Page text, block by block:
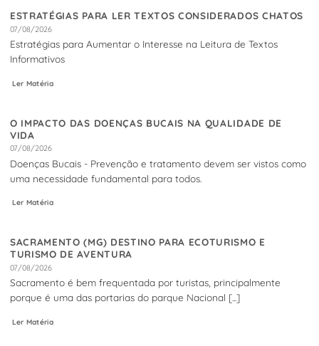
ESTRATÉGIAS PARA LER TEXTOS CONSIDERADOS CHATOS
07/08/2026
Estratégias para Aumentar o Interesse na Leitura de Textos
Informativos
Ler Matéria
O IMPACTO DAS DOENÇAS BUCAIS NA QUALIDADE DE
VIDA
07/08/2026
Doenças Bucais - Prevenção e tratamento devem ser vistos como
uma necessidade fundamental para todos.
Ler Matéria
SACRAMENTO (MG) DESTINO PARA ECOTURISMO E
TURISMO DE AVENTURA
07/08/2026
Sacramento é bem frequentada por turistas, principalmente
porque é uma das portarias do parque Nacional [...]
Ler Matéria